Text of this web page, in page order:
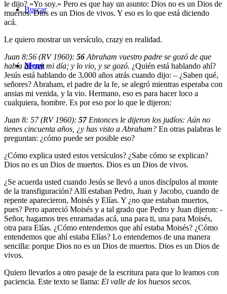
Buscar
Menú
le dijo? «Yo soy.» Pero es que hay un asunto: Dios no es un Dios de
muertos. Dios es un Dios de vivos. Y eso es lo que está diciendo
acá.
Le quiero mostrar un versículo, crazy en realidad.
Juan 8:56 (RV 1960): 56 Abraham vuestro padre se gozó de que
había de ver mi día; y lo vio, y se gozó. ¿Quién está hablando ahí?
Jesús está hablando de 3,000 años atrás cuando dijo: – ¿Saben qué,
señores? Abraham, el padre de la fe, se alegró mientras esperaba con
ansias mi venida, y la vio. Hermano, eso es para hacer loco a
cualquiera, hombre. Es por eso por lo que le dijeron:
Juan 8: 57 (RV 1960): 57 Entonces le dijeron los judíos: Aún no
tienes cincuenta años, ¿y has visto a Abraham? En otras palabras le
preguntan: ¿cómo puede ser posible eso?
¿Cómo explica usted estos versículos? ¿Sabe cómo se explican?
Dios no es un Dios de muertos. Dios es un Dios de vivos.
¿Se acuerda usted cuando Jesús se llevó a unos discípulos al monte
de la transfiguración? Allí estaban Pedro, Juan y Jacobo, cuando de
repente aparecieron, Moisés y Elías. Y ¿no que estaban muertos,
pues? Pero apareció Moisés y a tal grado que Pedro y Juan dijeron: -
Señor, hagamos tres enramadas acá, una para ti, una para Moisés,
otra para Elías. ¿Cómo entendemos que ahí estaba Moisés? ¿Cómo
entendemos que ahí estaba Elías? Lo entendemos de una manera
sencilla: porque Dios no es un Dios de muertos. Dios es un Dios de
vivos.
Quiero llevarlos a otro pasaje de la escritura para que lo leamos con
paciencia. Este texto se llama: El valle de los huesos secos.